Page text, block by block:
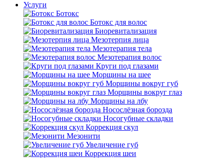
Услуги
Ботокс
Ботокс для волос
Биоревитализация
Мезотерпия лица
Мезотерапия тела
Мезотерапия волос
Круги под глазами
Морщины на шее
Морщины вокруг губ
Морщины вокруг глаз
Морщины на лбу
Носослёзная борозда
Носогубные складки
Коррекция скул
Мезонити
Увеличение губ
Коррекция шеи